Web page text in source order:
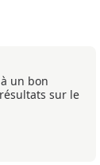
un bon
sur le